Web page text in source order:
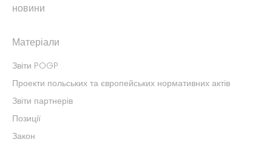
новини
Матеріали
Звіти POGP
Проекти польських та європейських нормативних актів
Звіти партнерів
Позиції
Закон